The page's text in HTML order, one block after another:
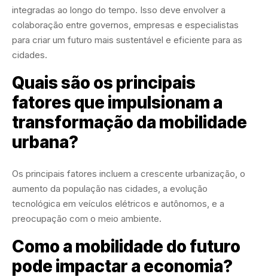
integradas ao longo do tempo. Isso deve envolver a
colaboração entre governos, empresas e especialistas
para criar um futuro mais sustentável e eficiente para as
cidades.
Quais são os principais
fatores que impulsionam a
transformação da mobilidade
urbana?
Os principais fatores incluem a crescente urbanização, o
aumento da população nas cidades, a evolução
tecnológica em veículos elétricos e autônomos, e a
preocupação com o meio ambiente.
Como a mobilidade do futuro
pode impactar a economia?